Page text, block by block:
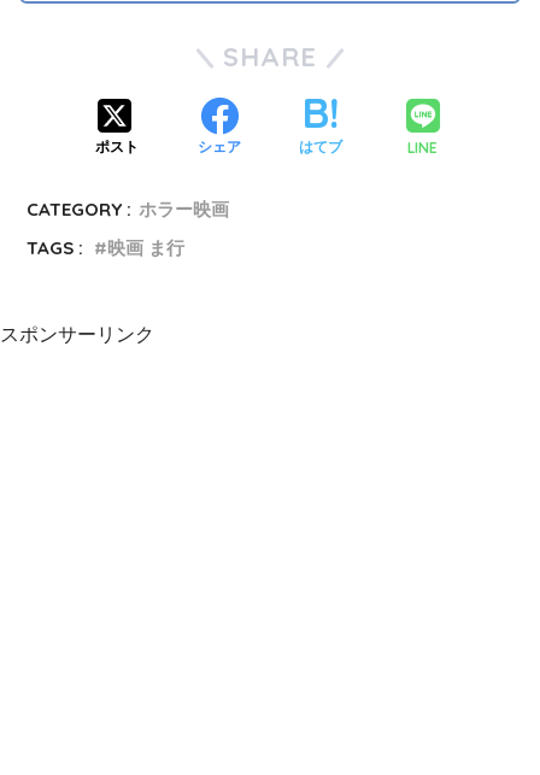
りハマったかのような変な気持ちよさがあるラストでし
儀式に関しては犯人の望みは叶う結果とな
りましたね。
SHARE
ポスト シェア はてブ LINE
CATEGORY : ホラー映画
TAGS :
映画 ま行
スポンサーリンク